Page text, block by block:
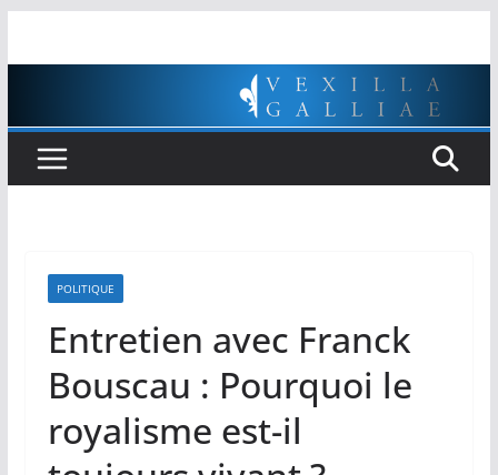
POLITIQUE
Entretien avec Franck
Bouscau : Pourquoi le
royalisme est-il